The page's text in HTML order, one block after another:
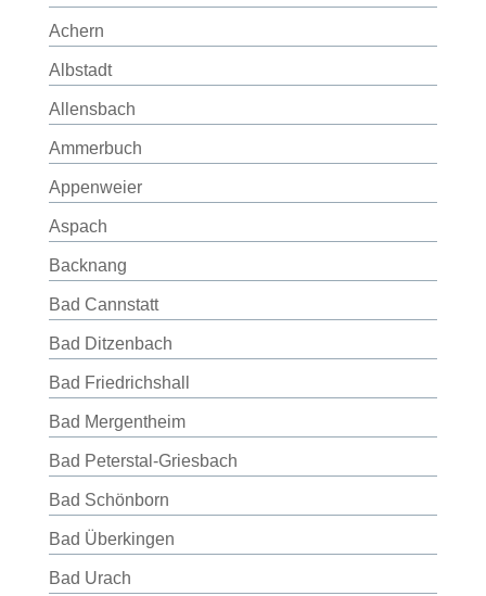
Achern
Albstadt
Allensbach
Ammerbuch
Appenweier
Aspach
Backnang
Bad Cannstatt
Bad Ditzenbach
Bad Friedrichshall
Bad Mergentheim
Bad Peterstal-Griesbach
Bad Schönborn
Bad Überkingen
Bad Urach